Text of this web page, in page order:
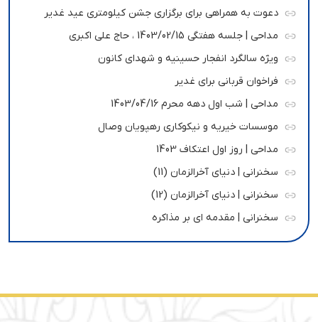
دعوت به همراهی برای برگزاری جشن کیلومتری عید غدیر
مداحی | جلسه هفتگی 1403/02/15 ، حاج علی اکبری
ویژه سالگرد انفجار حسینیه و شهدای کانون
فراخوان قربانی برای غدیر
مداحی | شب اول دهه محرم 1403/04/16
موسسات خیریه و نیکوکاری رهپویان وصال
مداحی | روز اول اعتکاف 1403
سخنرانی | دنیای آخرالزمان (11)
سخنرانی | دنیای آخرالزمان (12)
سخنرانی | مقدمه ای بر مذاکره